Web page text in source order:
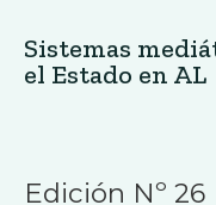
Sistemas
el Estado en AL
Edición Nº 26